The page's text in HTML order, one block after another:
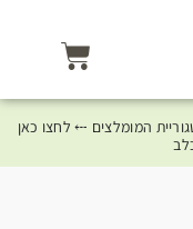
המומלצים ⤎ לחצו כאן